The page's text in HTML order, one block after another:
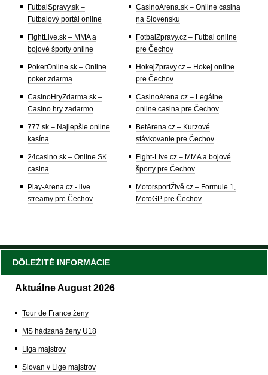
FutbalSpravy.sk –
Futbalový portál online
FightLive.sk – MMA a
bojové športy online
PokerOnline.sk – Online
poker zdarma
CasinoHryZdarma.sk –
Casino hry zadarmo
777.sk – Najlepšie online
kasína
24casino.sk – Online SK
casina
Play-Arena.cz - live
streamy pre Čechov
CasinoArena.sk – Online casina
na Slovensku
FotbalZpravy.cz – Futbal online
pre Čechov
HokejZpravy.cz – Hokej online
pre Čechov
CasinoArena.cz – Legálne
online casina pre Čechov
BetArena.cz – Kurzové
stávkovanie pre Čechov
Fight-Live.cz – MMA a bojové
športy pre Čechov
MotorsportŽivě.cz – Formule 1,
MotoGP pre Čechov
DÔLEŽITÉ INFORMÁCIE
Aktuálne August 2026
Tour de France ženy
MS hádzaná ženy U18
Liga majstrov
Slovan v Lige majstrov